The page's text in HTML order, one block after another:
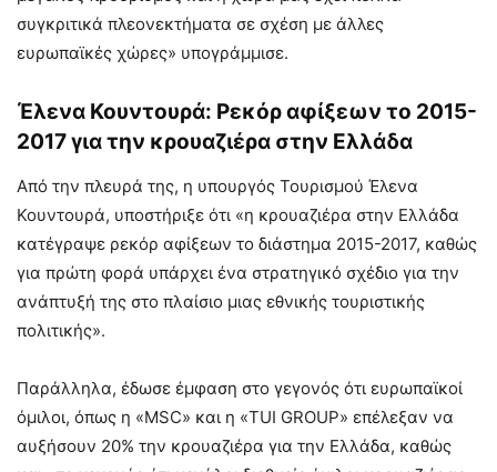
συγκριτικά πλεονεκτήματα σε σχέση με άλλες
ευρωπαϊκές χώρες» υπογράμμισε.
Έλενα Κουντουρά: Ρεκόρ αφίξεων το 2015-
2017 για την κρουαζιέρα στην Ελλάδα
Από την πλευρά της, η υπουργός Τουρισμού Έλενα
Κουντουρά, υποστήριξε ότι «η κρουαζιέρα στην Ελλάδα
κατέγραψε ρεκόρ αφίξεων το διάστημα 2015-2017, καθώς
για πρώτη φορά υπάρχει ένα στρατηγικό σχέδιο για την
ανάπτυξή της στο πλαίσιο μιας εθνικής τουριστικής
πολιτικής».
Παράλληλα, έδωσε έμφαση στο γεγονός ότι ευρωπαϊκοί
όμιλοι, όπως η «MSC» και η «TUI GROUP» επέλεξαν να
αυξήσουν 20% την κρουαζιέρα για την Ελλάδα, καθώς